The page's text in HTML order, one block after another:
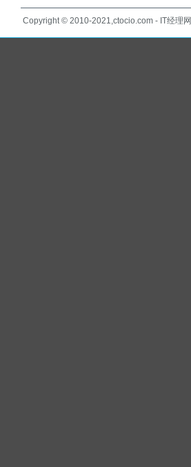
Copyright © 2010-2021,ctocio.com - IT经理网